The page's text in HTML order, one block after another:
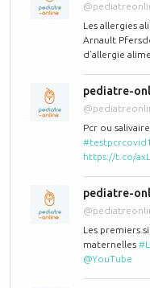
Piercing, tatouages : la bonne
Crèche, garderie ou multi-
Les allergies
Arnault
d’allergie
pediatre-
Pcr ou
https://t.co/
pediatre-
Les premiers
maternelles
@YouTube